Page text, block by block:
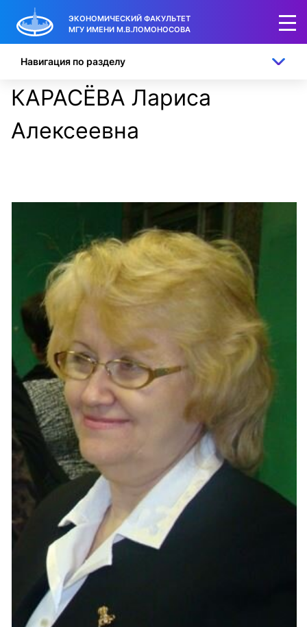
ЭКОНОМИЧЕСКИЙ ФАКУЛЬТЕТ
МГУ ИМЕНИ М.В.ЛОМОНОСОВА
КАРАСЁВА Лариса
Алексеевна
Навигация по разделу